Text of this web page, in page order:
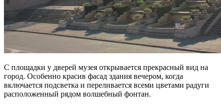
С площадки у дверей музея открывается прекрасный вид на
город. Особенно красив фасад здания вечером, когда
включается подсветка и переливается всеми цветами радуги
расположенный рядом волшебный фонтан.